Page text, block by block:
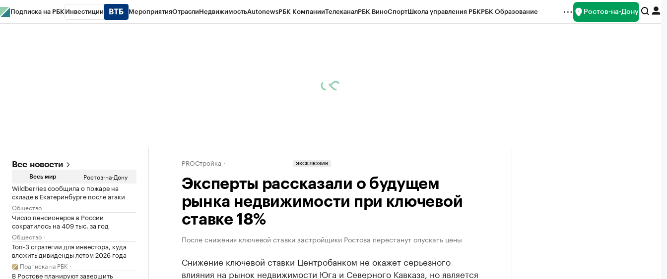
Подписка на РБК Инвестиции МероприятияОтраслиНедвижимостьAutonewsРБК КомпанииТелеканалРБК ВиноСпортШкола управления РБКРБК Образование Ростов-на-Дону
Все новости
Весь мир Ростов-на-Дону
Wildberries сообщила о пожаре на
складе в Екатеринбурге после атаки
Общество
Число пенсионеров в России
сократилось на 409 тыс. за год
Общество
Топ-3 стратегии для инвестора, куда
вложить дивиденды летом 2026 года
Подписка на РБК
В Ростове планируют завершить
PROСтройка ЭКСКЛЮЗИВ
Эксперты рассказали о будущем
рынка недвижимости при ключевой
ставке 18%
После снижения ключевой ставки застройщики Ростова перестанут опускать цены
Снижение ключевой ставки Центробанком не окажет серьезного
влияния на рынок недвижимости Юга и Северного Кавказа, но является